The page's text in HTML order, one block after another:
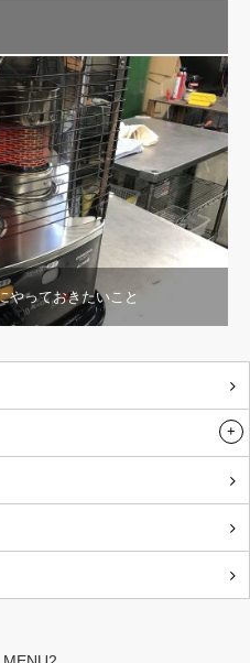
やっておきたいこと